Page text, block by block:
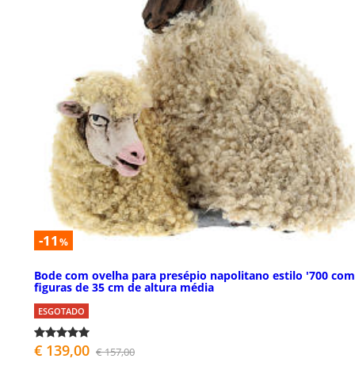
-11 %
Bode com ovelha para presépio napolitano estilo '700 com
figuras de 35 cm de altura média
ESGOTADO
€ 139,00 € 157,00